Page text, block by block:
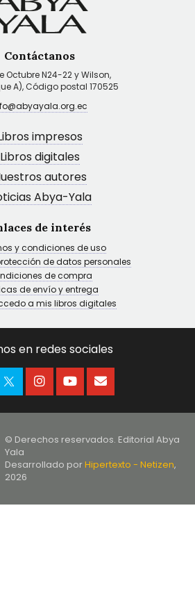
Contáctanos
Octubre N24-22 y Wilson,
A), Código postal 170525
impresos
Libros digitales
autores
Abya-Yala
de interés
y condiciones de uso
de datos personales
de compra
de envío y entrega
a mis libros digitales
en redes sociales
© Derechos reservados. Editorial Abya
Yala
Desarrollado porHipertexto - Netizen,
2026